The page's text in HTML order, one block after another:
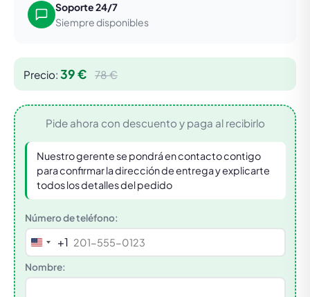
Soporte 24/7
Siempre disponibles
Precio: 39 € 78 €
Pide ahora con descuento y paga al recibirlo
Nuestro gerente se pondrá en contacto contigo
para confirmar la dirección de entrega y explicarte
todos los detalles del pedido
Número de teléfono:
United
States
+1
+1
Nombre: